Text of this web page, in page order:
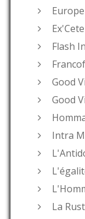
Europe
Flash
Good
Good
Intra
La